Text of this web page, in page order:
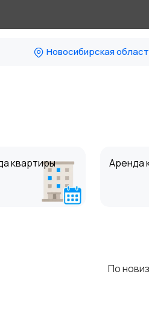
Новосибирская
квартиры Аренда
По